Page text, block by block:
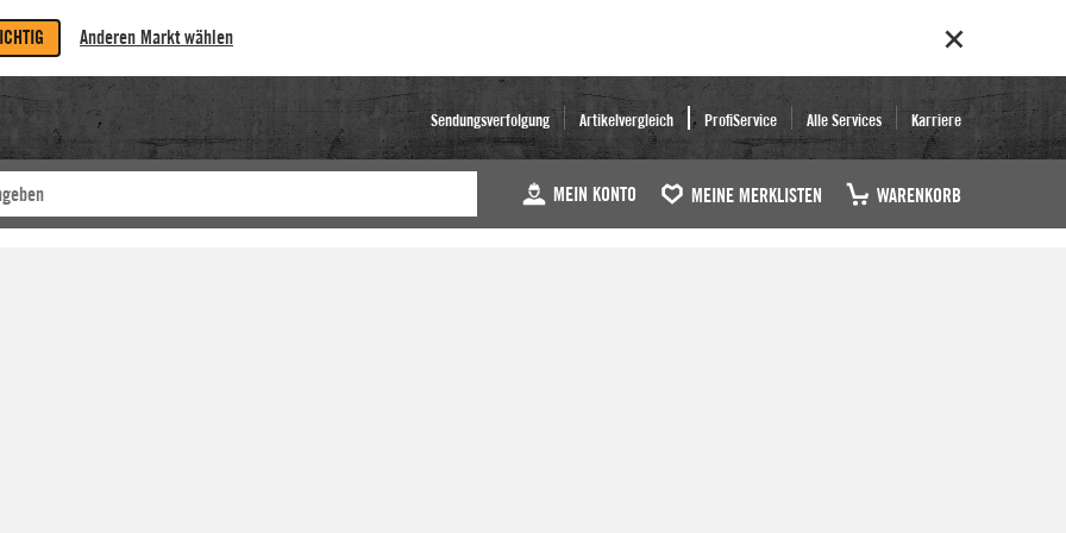
Anderen Markt wählen
Sendungsverfolgung Artikelvergleich ProfiService Alle Services Karriere
MEIN KONTO MEINE MERKLISTEN WARENKORB